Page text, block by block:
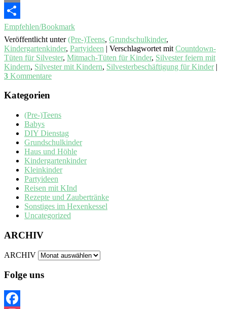
Email
Empfehlen/Bookmark
Veröffentlicht unter (Pre-)Teens, Grundschulkinder,
Kindergartenkinder, Partyideen | Verschlagwortet mit Countdown-
Tüten für Silvester, Mitmach-Tüten für Kinder, Silvester feiern mit
Kindern, Silvester mit Kindern, Silvesterbeschäftigung für Kinder |
3 Kommentare
Kategorien
(Pre-)Teens
Babys
DIY Dienstag
Grundschulkinder
Haus und Höhle
Kindergartenkinder
Kleinkinder
Partyideen
Reisen mit KInd
Rezepte und Zaubertränke
Sonstiges im Hexenkessel
Uncategorized
ARCHIV
ARCHIV
Folge uns